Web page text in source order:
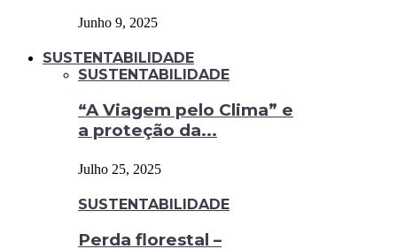
Junho 9, 2025
SUSTENTABILIDADE
SUSTENTABILIDADE
“A Viagem pelo Clima” e
a proteção da...
Julho 25, 2025
SUSTENTABILIDADE
Perda florestal –